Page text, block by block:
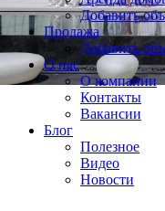
Добавить
Продажа
Добавить
О нас
О компании
Контакты
Вакансии
Блог
Полезное
Видео
Новости